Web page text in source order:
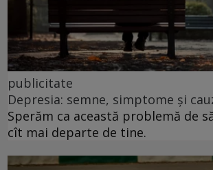
publicitate
Depresia: semne, simptome și
Sperăm ca această problemă de
cît mai departe de tine.